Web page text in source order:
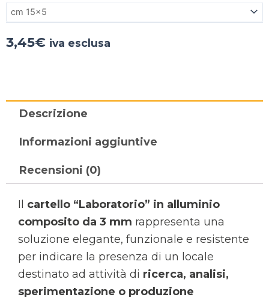
3,45€ iva esclusa
Descrizione
Informazioni aggiuntive
Recensioni (0)
Il cartello “Laboratorio” in alluminio
composito da 3 mm rappresenta una
soluzione elegante, funzionale e resistente
per indicare la presenza di un locale
destinato ad attività di ricerca, analisi,
sperimentazione o produzione